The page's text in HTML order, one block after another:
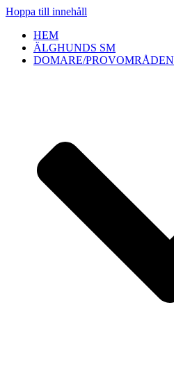
Hoppa till innehåll
HEM
ÄLGHUNDS SM
DOMARE/PROVOMRÅDEN